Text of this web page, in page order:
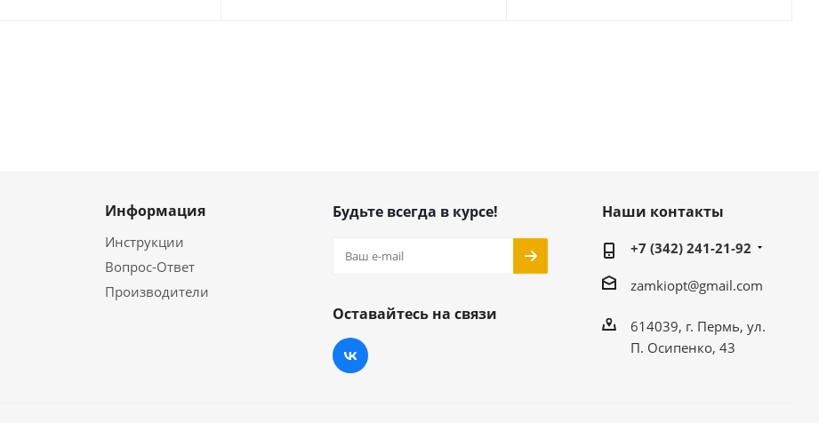
Информация
Инструкции
Вопрос-Ответ
Производители
Будьте всегда в курсе!
Оставайтесь на связи
Наши контакты
+7 (342) 241-21-92
zamkiopt@gmail.com
614039, г. Пермь, ул.
П. Осипенко, 43